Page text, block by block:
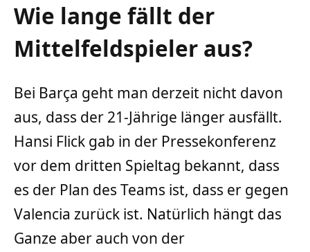
Wie lange fällt der
Mittelfeldspieler aus?
Bei Barça geht man derzeit nicht davon
aus, dass der 21-Jährige länger ausfällt.
Hansi Flick gab in der Pressekonferenz
vor dem dritten Spieltag bekannt, dass
es der Plan des Teams ist, dass er gegen
Valencia zurück ist. Natürlich hängt das
Ganze aber auch von der